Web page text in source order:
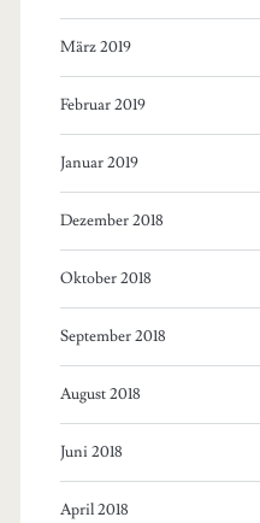
März 2019
Februar 2019
Januar 2019
Dezember 2018
Oktober 2018
September 2018
August 2018
Juni 2018
April 2018